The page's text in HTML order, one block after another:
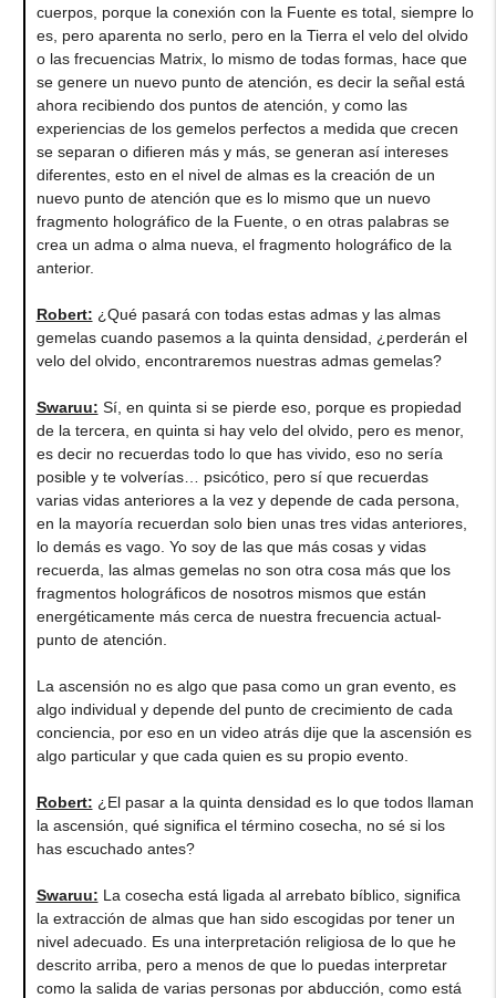
cuerpos, porque la conexión con la Fuente es total, siempre lo
es, pero aparenta no serlo, pero en la Tierra el velo del olvido
o las frecuencias Matrix, lo mismo de todas formas, hace que
se genere un nuevo punto de atención, es decir la señal está
ahora recibiendo dos puntos de atención, y como las
experiencias de los gemelos perfectos a medida que crecen
se separan o difieren más y más, se generan así intereses
diferentes, esto en el nivel de almas es la creación de un
nuevo punto de atención que es lo mismo que un nuevo
fragmento holográfico de la Fuente, o en otras palabras se
crea un adma o alma nueva, el fragmento holográfico de la
anterior.
Robert: ¿Qué pasará con todas estas admas y las almas
gemelas cuando pasemos a la quinta densidad, ¿perderán el
velo del olvido, encontraremos nuestras admas gemelas?
Swaruu: Sí, en quinta si se pierde eso, porque es propiedad
de la tercera, en quinta si hay velo del olvido, pero es menor,
es decir no recuerdas todo lo que has vivido, eso no sería
posible y te volverías… psicótico, pero sí que recuerdas
varias vidas anteriores a la vez y depende de cada persona,
en la mayoría recuerdan solo bien unas tres vidas anteriores,
lo demás es vago. Yo soy de las que más cosas y vidas
recuerda, las almas gemelas no son otra cosa más que los
fragmentos holográficos de nosotros mismos que están
energéticamente más cerca de nuestra frecuencia actual-
punto de atención.
La ascensión no es algo que pasa como un gran evento, es
algo individual y depende del punto de crecimiento de cada
conciencia, por eso en un video atrás dije que la ascensión es
algo particular y que cada quien es su propio evento.
Robert: ¿El pasar a la quinta densidad es lo que todos llaman
la ascensión, qué significa el término cosecha, no sé si los
has escuchado antes?
Swaruu: La cosecha está ligada al arrebato bíblico, significa
la extracción de almas que han sido escogidas por tener un
nivel adecuado. Es una interpretación religiosa de lo que he
descrito arriba, pero a menos de que lo puedas interpretar
como la salida de varias personas por abducción, como está